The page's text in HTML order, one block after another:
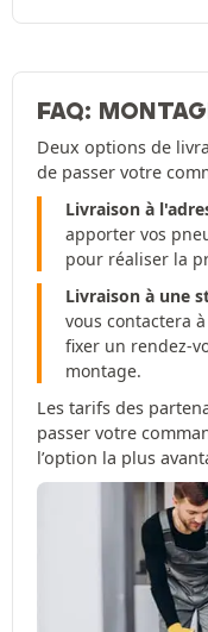
FAQ:
Deux options de
de passer votre
Livraison à
apporter vos
pour réaliser la
Livraison à une
vous contactera
fixer un rendez-
montage.
Les tarifs des
passer votre
l’option la plus